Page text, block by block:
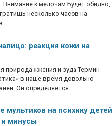
Внимание к мелочам Будет обидно,
несколько часов на
реакция кожи на
природа жжения и зуда Термин
в наше время довольно
Он определяется
мультиков на психику детей
минусы